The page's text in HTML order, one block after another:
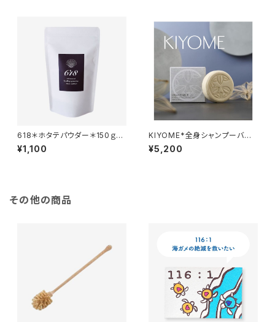
618＊ホタテパウダー＊150ｇ＊
家中の洗剤をこれひとつに！
¥1,100
KIYOME*全身シャンプーバー
＊熟成酒粕エキスとアルガンオ
イル＊ 洗う美容液＊
¥5,200
その他の商品